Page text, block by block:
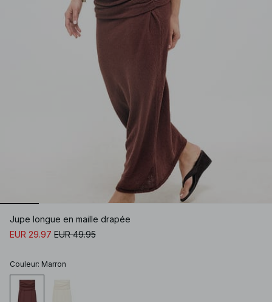
Jupe longue en maille drapée
EUR 29.97 EUR 49.95
Couleur: Marron